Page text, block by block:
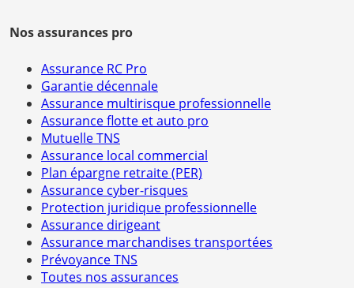
Nos assurances pro
Assurance RC Pro
Garantie décennale
Assurance multirisque professionnelle
Assurance flotte et auto pro
Mutuelle TNS
Assurance local commercial
Plan épargne retraite (PER)
Assurance cyber-risques
Protection juridique professionnelle
Assurance dirigeant
Assurance marchandises transportées
Prévoyance TNS
Toutes nos assurances